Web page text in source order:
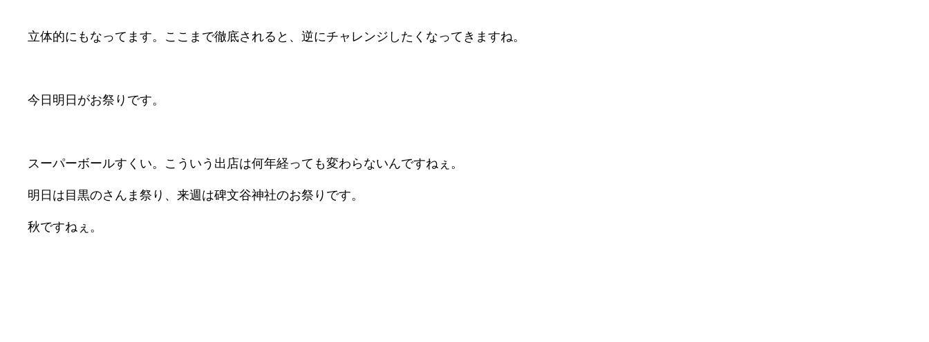
立体的にもなってます。ここまで徹底されると、逆にチャレンジしたくなってきますね。
今日明日がお祭りです。
スーパーボールすくい。こういう出店は何年経っても変わらないんですねぇ。
明日は目黒のさんま祭り、来週は碑文谷神社のお祭りです。
秋ですねぇ。